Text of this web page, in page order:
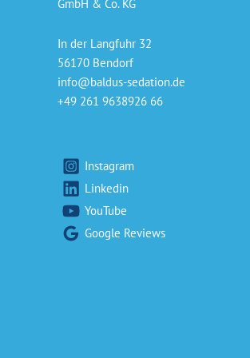
GmbH & Co. KG
In der Langfuhr 32
56170 Bendorf
info@baldus-sedation.de
+49 261 9638926 66
Instagram
Linkedin
YouTube
Google Reviews